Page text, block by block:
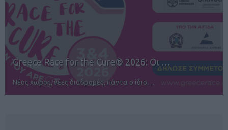
12ος TUI Rhodes Marathon: Άνοιγμα ε…
Αγώνες για όλους στην Ρόδο